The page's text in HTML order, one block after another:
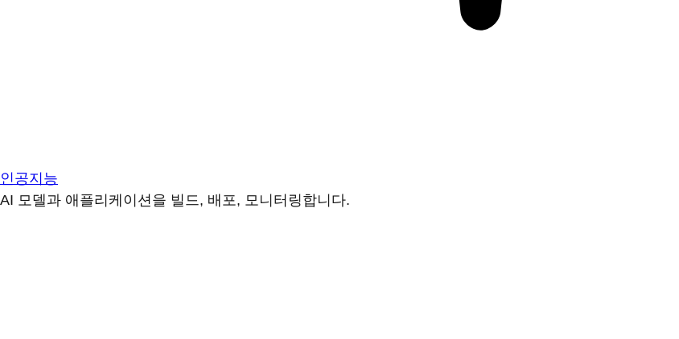
인공지능
AI 모델과 애플리케이션을 빌드, 배포, 모니터링합니다.